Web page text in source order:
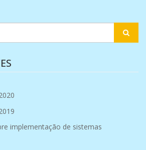
implementação de sistemas